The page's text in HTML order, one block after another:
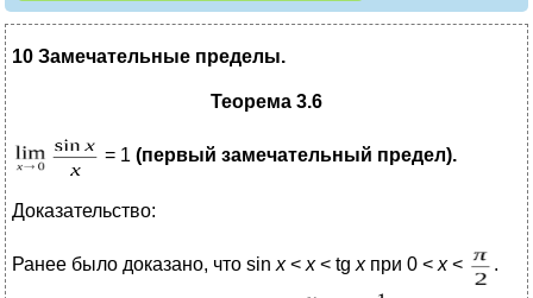
10 Замечательные пределы.
Теорема 3.6
= 1 (первый замечательный предел).
Доказательство:
Ранее было доказано, что sinx<x< tgxпри 0 <x< .